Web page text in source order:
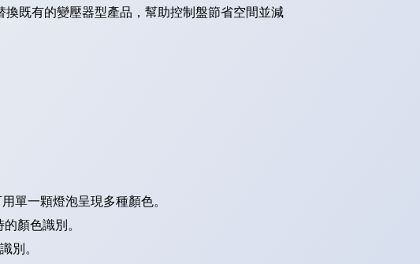
既有的變壓器型產品，幫助控制盤節省空間並減
單一顆燈泡呈現多種顏色。
顏色識別。
別。